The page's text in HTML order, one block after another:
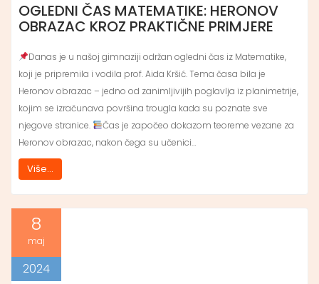
OGLEDNI ČAS MATEMATIKE: HERONOV
OBRAZAC KROZ PRAKTIČNE PRIMJERE
Danas je u našoj gimnaziji održan ogledni čas iz Matematike,
koji je pripremila i vodila prof. Aida Kršić. Tema časa bila je
Heronov obrazac – jedno od zanimljivijih poglavlja iz planimetrije,
kojim se izračunava površina trougla kada su poznate sve
njegove stranice.
Čas je započeo dokazom teoreme vezane za
Heronov obrazac, nakon čega su učenici…
Više...
8
maj
2024